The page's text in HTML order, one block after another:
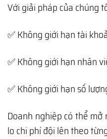
Với giải pháp của chúng
✅ Không giới hạn tài
✅ Không giới hạn nhân
✅ Không giới hạn số
Doanh nghiệp có thể
lo chi phí đội lên theo